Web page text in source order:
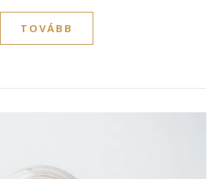
TOVÁBB